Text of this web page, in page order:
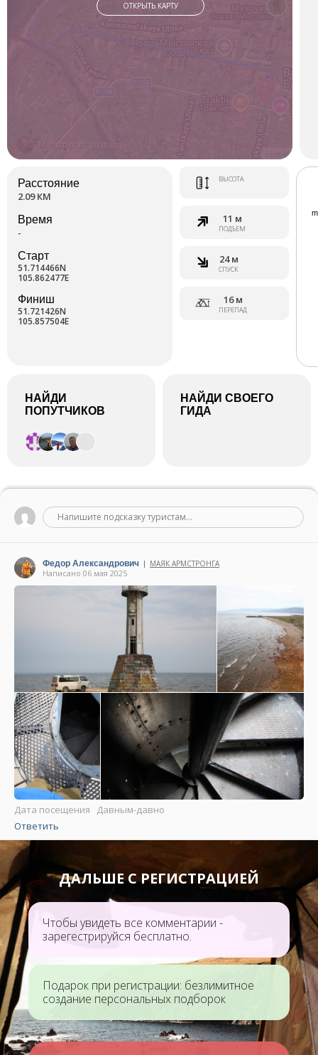
Leaflet
ОТКРЫТЬ КАРТУ
Расстояние
2.09 КМ
Время
-
Старт
51.714466N
105.862477E
Финиш
51.721426N
105.857504E
ВЫСОТА
11 м
ПОДЪЕМ
24 м
СПУСК
16 м
ПЕРЕПАД
m
НАЙДИ
ПОПУТЧИКОВ
НАЙДИ СВОЕГО
ГИДА
Напишите подсказку туристам...
Федор Александрович | МАЯК АРМСТРОНГА
Написано 06 мая 2025
Дата посещения Давным-давно
Ответить
ДАЛЬШЕ С РЕГИСТРАЦИЕЙ
Чтобы увидеть все комментарии -
зарегестрируйся бесплатно.
Подарок при регистрации: безлимитное
создание персональных подборок